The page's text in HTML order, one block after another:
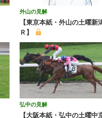
外山の見解
【東京本紙・外山の土曜新
Ｒ】
弘中の見解
【大阪本紙・弘中の土曜中